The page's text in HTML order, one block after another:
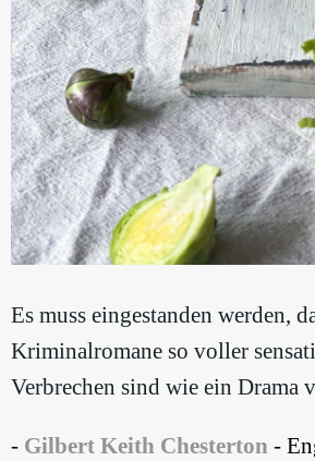
Es muss eingestanden werden,
Kriminalromane so voller
Verbrechen sind wie ein Drama
- Gilbert Keith Chesterton -